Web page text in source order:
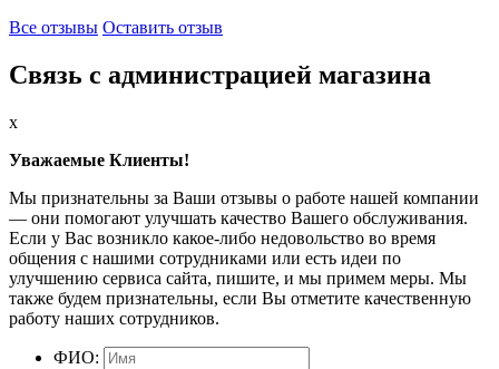
Все отзывы Оставить отзыв
Связь с администрацией магазина
x
Уважаемые Клиенты!
Мы признательны за Ваши отзывы о работе нашей компании
— они помогают улучшать качество Вашего обслуживания.
Если у Вас возникло какое-либо недовольство во время
общения с нашими сотрудниками или есть идеи по
улучшению сервиса сайта, пишите, и мы примем меры. Мы
также будем признательны, если Вы отметите качественную
работу наших сотрудников.
ФИО: